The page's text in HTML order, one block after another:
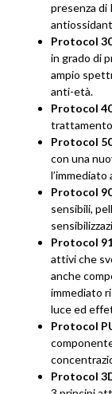
presenza di
Protocol
in grado di
ampio
anti-età.
Protocol
trattamento
Protocol
con una
Protocol
sensibili,
Protocol
attivi che
anche
immediato
luce ed
Protocol
Protocol